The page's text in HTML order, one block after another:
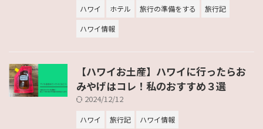
ハワイ ホテル 旅行の準備をする
旅行記
ハワイ情報
【ハワイお土産】ハワイに行ったらお
みやげはコレ！私のおすすめ３選
2024/12/12
ハワイ 旅行記 ハワイ情報